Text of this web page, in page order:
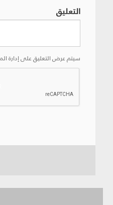
التعليق
سيتم عرض التعليق على إدارة